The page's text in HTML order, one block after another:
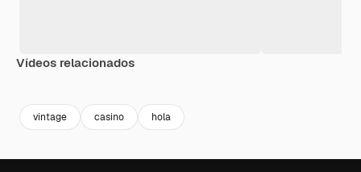
Vídeos relacionados
vintage casino hola